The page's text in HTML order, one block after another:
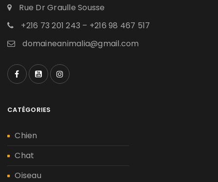
Rue Dr Graulle Sousse
+216 73 201 243 – +216 98 467 517
domaineanimalia@gmail.com
CATÉGORIES
Chien
Chat
Oiseau